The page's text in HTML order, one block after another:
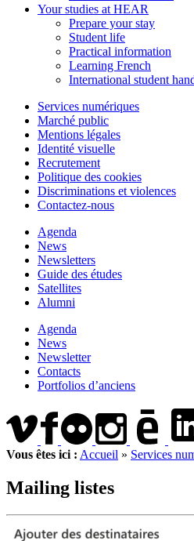
Your studies at HEAR
Prepare your stay
Student life
Practical information
Learning French
International student
Services numériques
Marché public
Mentions légales
Identité visuelle
Recrutement
Politique des cookies
Discriminations et violences
Contactez-nous
Agenda
News
Newsletters
Guide des études
Satellites
Alumni
Agenda
News
Newsletter
Contacts
Portfolios d’anciens
Vous êtes ici : Accueil » Services
Mailing listes